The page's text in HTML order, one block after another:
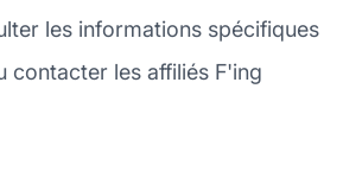
les informations spécifiques
contacter les affiliés F'ing